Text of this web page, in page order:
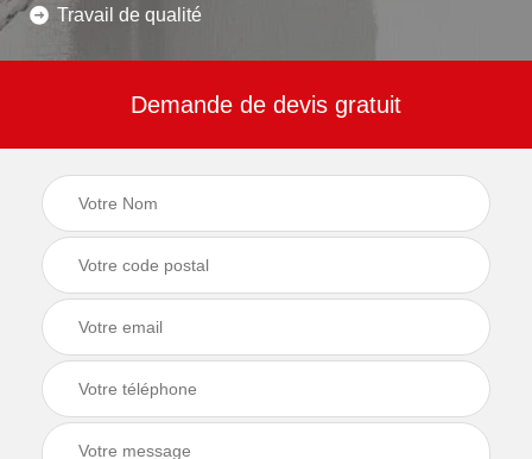
Travail de qualité
Demande de devis gratuit